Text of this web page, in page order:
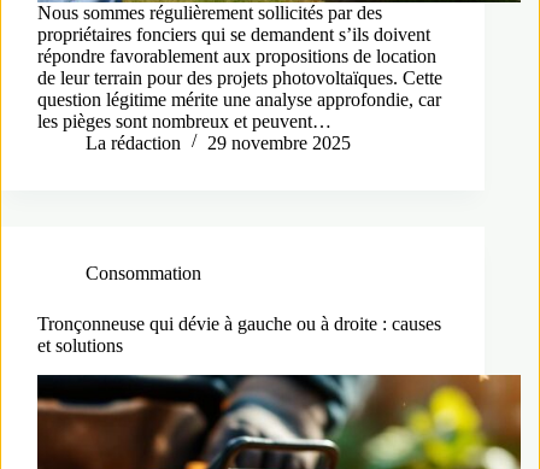
Nous sommes régulièrement sollicités par des
propriétaires fonciers qui se demandent s’ils doivent
répondre favorablement aux propositions de location
de leur terrain pour des projets photovoltaïques. Cette
question légitime mérite une analyse approfondie, car
les pièges sont nombreux et peuvent…
La rédaction
29 novembre 2025
Consommation
Tronçonneuse qui dévie à gauche ou à droite : causes
et solutions